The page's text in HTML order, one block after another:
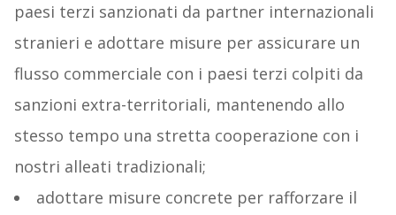
paesi terzi sanzionati da partner internazionali
stranieri e adottare misure per assicurare un
flusso commerciale con i paesi terzi colpiti da
sanzioni extra-territoriali, mantenendo allo
stesso tempo una stretta cooperazione con i
nostri alleati tradizionali;
adottare misure concrete per rafforzare il